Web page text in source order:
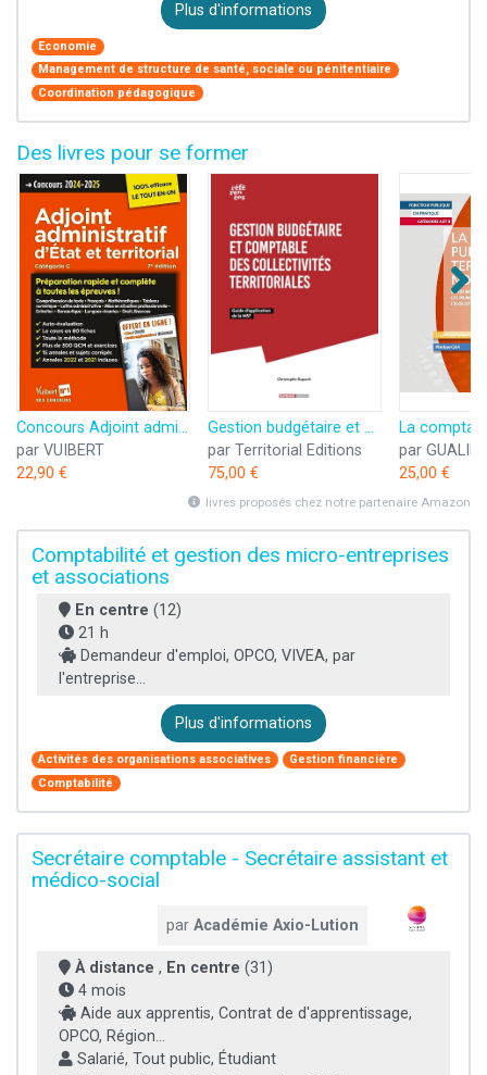
Plus d'informations
Economie
Management de structure de santé, sociale ou pénitentiaire
Coordination pédagogique
Des livres pour se former
Concours Adjoint administratif d'État et territorial - Préparation rapide et complète à toutes les épreuves ! - Annales 2023 incluses: Catégorie C - ... - Concours 2024-2025 - Tout le cours en audio
par VUIBERT
22,90 €
Gestion budgétaire et comptable des collectivités territoriales: Guide d’application de la M57
par Territorial Editions
75,00 €
par
25,00 €
livres proposés chez notre partenaire Amazon
Comptabilité et gestion des micro-entreprises
et associations
En centre (12)
21 h
Demandeur d'emploi, OPCO, VIVEA, par
l'entreprise...
Plus d'informations
Activités des organisations associatives
Gestion financière
Comptabilité
Secrétaire comptable - Secrétaire assistant et
médico-social
parAcadémie Axio-Lution
À distance , En centre (31)
4 mois
Aide aux apprentis, Contrat de d'apprentissage,
OPCO, Région...
Salarié, Tout public, Étudiant